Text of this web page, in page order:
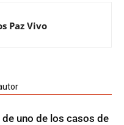
Paz Vivo
uno de los casos de